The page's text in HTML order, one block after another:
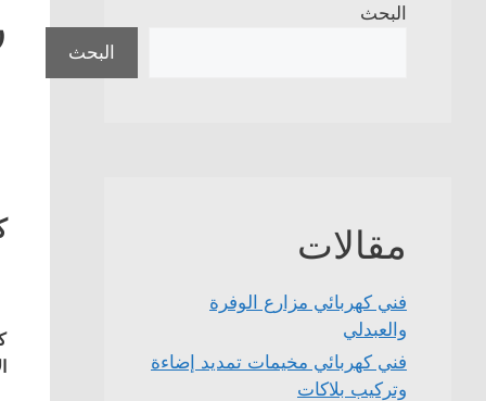
البحث
البحث
مقالات
فني كهربائي مزارع الوفرة
والعبدلي
فني كهربائي مخيمات تمديد إضاءة
وتركيب بلاكات